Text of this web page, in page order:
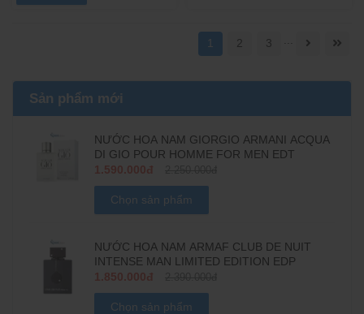
1 2 3
Sản phẩm mới
NƯỚC HOA NAM GIORGIO ARMANI ACQUA
DI GIO POUR HOMME FOR MEN EDT
1.590.000đ
Chọn sản phẩm
NƯỚC HOA NAM ARMAF CLUB DE NUIT
INTENSE MAN LIMITED EDITION EDP
1.850.000đ
Chọn sản phẩm